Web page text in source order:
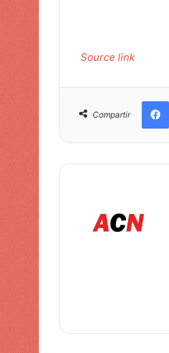
Source link
Compartir